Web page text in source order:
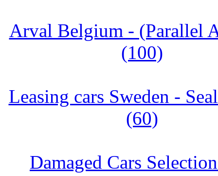
Arval Belgium - (Parallel
(100)
Leasing cars Sweden -
(60)
Damaged Cars